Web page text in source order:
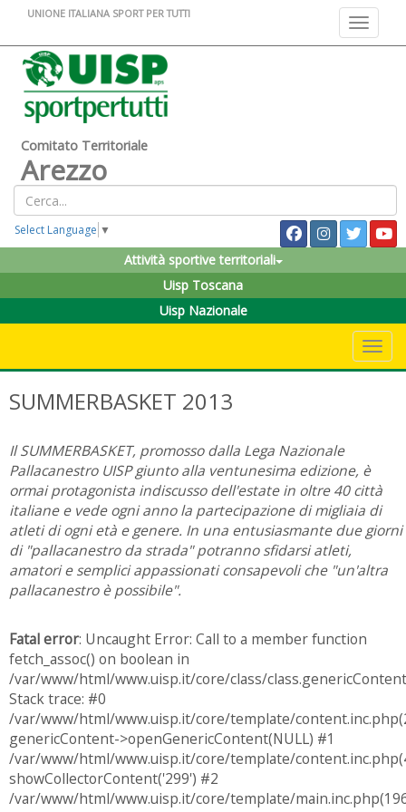
Toggle
UNIONE ITALIANA SPORT PER TUTTI
Comitato Territoriale
Arezzo
Select Language ▼
Attività sportive territoriali
Uisp Toscana
Uisp Nazionale
SUMMERBASKET 2013
Il SUMMERBASKET, promosso dalla Lega Nazionale
Pallacanestro UISP giunto alla ventunesima edizione, è
ormai protagonista indiscusso dell'estate in oltre 40 città
italiane e vede ogni anno la partecipazione di migliaia di
atleti di ogni età e genere. In una entusiasmante due giorni
di "pallacanestro da strada" potranno sfidarsi atleti,
amatori e semplici appassionati consapevoli che "un'altra
pallacanestro è possibile".
Fatal error: Uncaught Error: Call to a member function
fetch_assoc() on boolean in
/var/www/html/www.uisp.it/core/class/
Stack trace: #0
/var/www/html/www.uisp.it/core/template/
genericContent->openGenericContent(NULL) #1
/var/www/html/www.uisp.it/core/template/
showCollectorContent('299') #2
/var/www/html/www.uisp.it/core/template/